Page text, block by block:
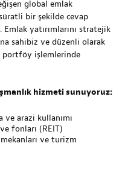
global emlak
bir şekilde cevap
yatırımlarını stratejik
sahibiz ve düzenli olarak
portföy işlemlerinde
hizmeti sunuyoruz:
arazi kullanımı
fonları (REIT)
ve turizm